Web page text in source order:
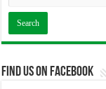
Find us on Facebook